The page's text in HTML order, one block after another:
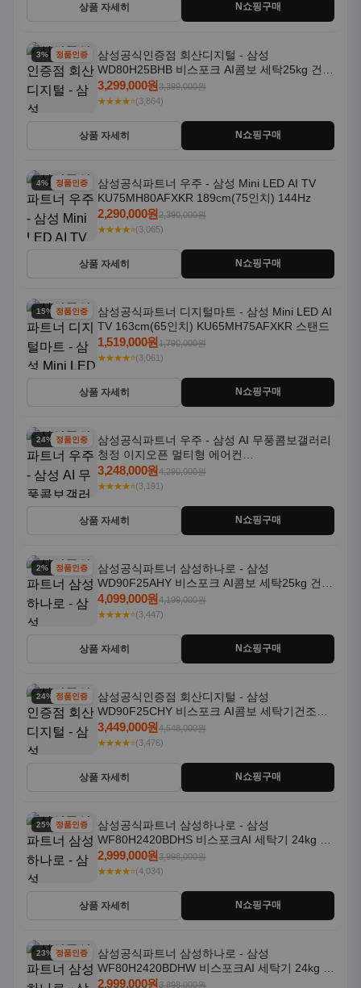
상품 자세히 N쇼핑구매
3% 할인정품인증
삼성공식인증점 회산디지털 - 삼성
WD80H25BHB 비스포크 AI콤보 세탁25kg 건조
18kg 26년형 일체형 1등급
3,299,000원3,399,000원
★★★★⭐(3,864)
상품 자세히 N쇼핑구매
4% 할인정품인증
삼성공식파트너 우주 - 삼성 Mini LED AI TV
KU75MH80AFXKR 189cm(75인치) 144Hz
2,290,000원2,390,000원
★★★★⭐(3,065)
상품 자세히 N쇼핑구매
15% 할인정품인증
삼성공식파트너 디지털마트 - 삼성 Mini LED AI
TV 163cm(65인치) KU65MH75AFXKR 스탠드
1,519,000원1,790,000원
★★★★⭐(3,061)
상품 자세히 N쇼핑구매
24% 할인정품인증
삼성공식파트너 우주 - 삼성 AI 무풍콤보갤러리
청정 이지오픈 멀티형 에어컨
AF80F17D22WRS 기본설치포함
3,248,000원4,290,000원
★★★★⭐(3,191)
상품 자세히 N쇼핑구매
2% 할인정품인증
삼성공식파트너 삼성하나로 - 삼성
WD90F25AHY 비스포크 AI콤보 세탁25kg 건조
18kg 자동문열림 1등급
4,099,000원4,199,000원
★★★★⭐(3,447)
상품 자세히 N쇼핑구매
24% 할인정품인증
삼성공식인증점 회산디지털 - 삼성
WD90F25CHY 비스포크 AI콤보 세탁기건조기
일체형 25kg+18kg 1등급
3,449,000원4,548,000원
★★★★⭐(3,476)
상품 자세히 N쇼핑구매
25% 할인정품인증
삼성공식파트너 삼성하나로 - 삼성
WF80H2420BDHS 비스포크AI 세탁기 24kg 건
조기 20kg 세제자동투입
2,999,000원3,998,000원
★★★★⭐(4,034)
상품 자세히 N쇼핑구매
23% 할인정품인증
삼성공식파트너 삼성하나로 - 삼성
WF80H2420BDHW 비스포크AI 세탁기 24kg 건
조기 20kg 세제자동투입
2,999,000원3,898,000원